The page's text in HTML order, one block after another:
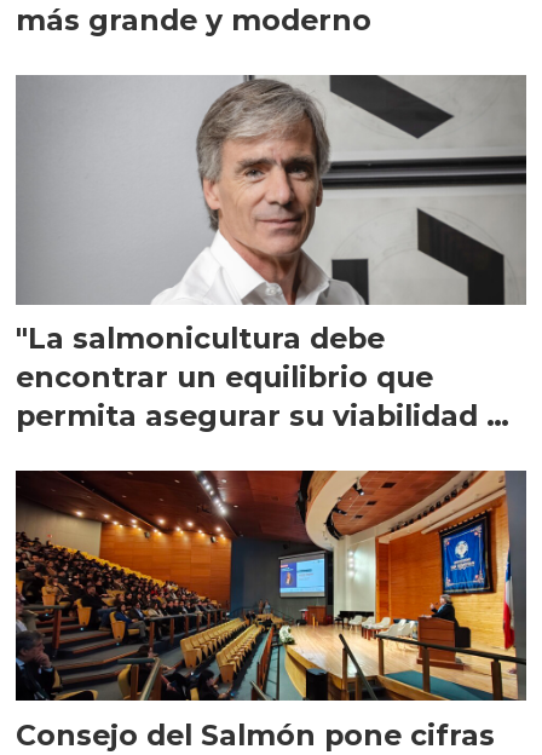
más grande y moderno
"La salmonicultura debe
encontrar un equilibrio que
permita asegurar su viabilidad de
Consejo del Salmón pone cifras